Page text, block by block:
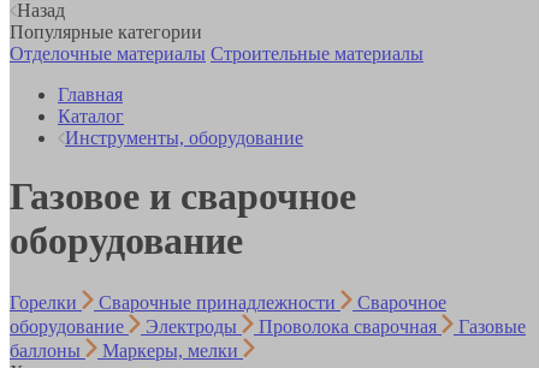
Назад
Популярные категории
Отделочные материалы Строительные материалы
Главная
Каталог
Инструменты, оборудование
Газовое и сварочное
оборудование
Горелки Сварочные принадлежности
Сварочное
оборудование
Электроды Проволока сварочная
Газовые
баллоны
Маркеры, мелки